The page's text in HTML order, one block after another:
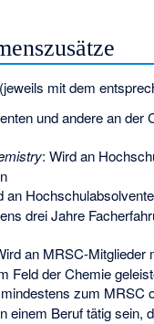
mit dem
und andere an der
: Wird an
an
drei Jahre
an MRSC-Mitglieder
Feld der Chemie
zum MRSC
einem Beruf tätig sein,